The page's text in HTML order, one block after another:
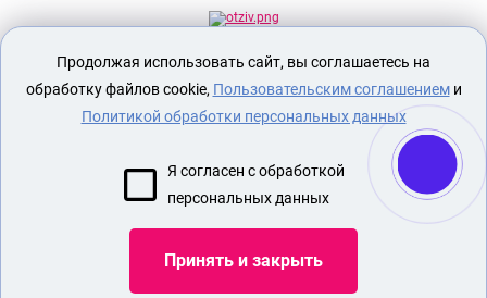
Секс шоп Доктор Любви предназначен
исключительно для лиц старше 18 лет!
Вся продукция имеет знак EAC
Евразийского соответствия.
ЭРОТИЧЕСКОЕ БЕЛЬЕ
Продолжая использовать сайт, вы соглашаетесь на
обработку файлов cookie, Пользовательским соглашениеми
Политикой обработки персональных данных
Я согласен с обработкой
персональных данных
Принять и закрыть